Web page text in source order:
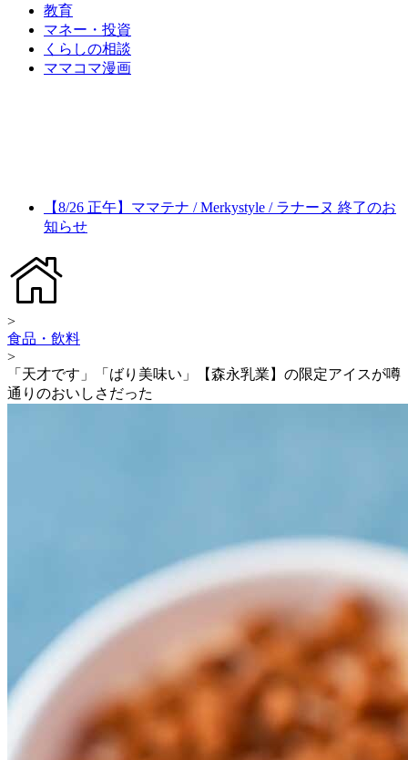
教育
マネー・投資
くらしの相談
ママコマ漫画
【8/26 正午】ママテナ / Merkystyle / ラナーヌ 終了のお
知らせ
>
食品・飲料
>
「天才です」「ばり美味い」【森永乳業】の限定アイスが噂
通りのおいしさだった